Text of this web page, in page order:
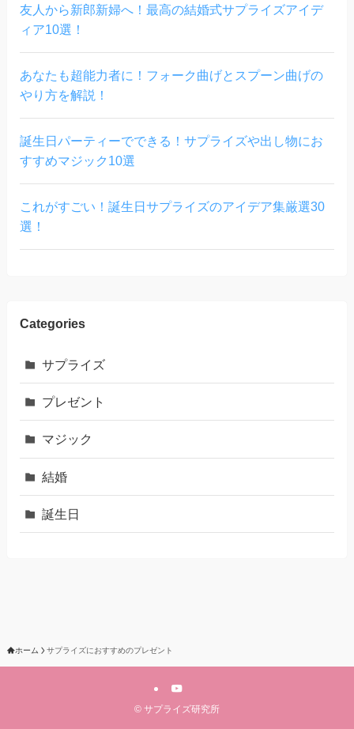
友人から新郎新婦へ！最高の結婚式サプライズアイデ
ィア10選！
あなたも超能力者に！フォーク曲げとスプーン曲げの
やり方を解説！
誕生日パーティーでできる！サプライズや出し物にお
すすめマジック10選
これがすごい！誕生日サプライズのアイデア集厳選30
選！
Categories
サプライズ
プレゼント
マジック
結婚
誕生日
ホーム サプライズにおすすめのプレゼント
© サプライズ研究所